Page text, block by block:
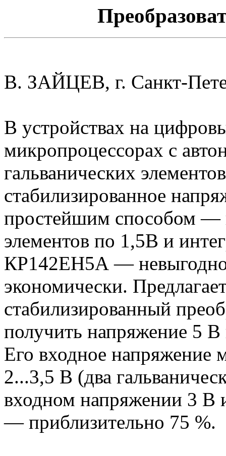
В. ЗАЙЦЕВ, г. Санкт-
В устройствах на
микропроцессорах с
гальванических
стабилизированное
простейшим способом —
элементов по 1,5В и
КР142ЕН5А — невыгодно
экономически.
стабилизированный
получить напряжение 5
Его входное напряжение
2...3,5 В (два
входном напряжении 3 В
— приблизительно 75 %.